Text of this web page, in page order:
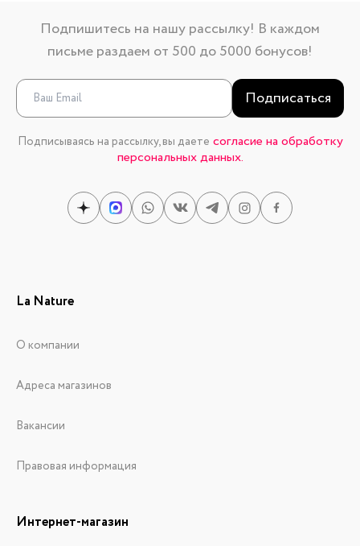
Подпишитесь на нашу рассылку! В каждом
письме раздаем от 500 до 5000 бонусов!
Подписаться
Подписываясь на рассылку, вы даете согласие на обработку
персональных данных.
La Nature
О компании
Адреса магазинов
Вакансии
Правовая информация
Интернет-магазин